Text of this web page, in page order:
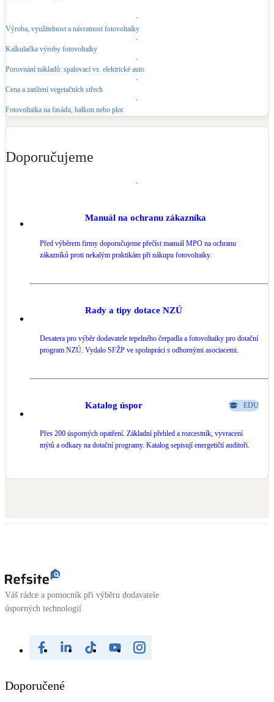
Výroba, využitelnost a návratnost fotovoltaiky
Kalkulačka výroby fotovoltaiky
Porovnání nákladů: spalovací vs. elektrické auto
Cena a zatížení vegetačních střech
Fotovoltaika na fasádu, balkon nebo plot
Doporučujeme
Manuál na ochranu zákazníka
Před výběrem firmy doporučujeme přečíst manuál MPO na ochranu
zákazníků proti nekalým praktikám při nákupu fotovoltaiky.
Rady a tipy dotace NZÚ
Desatera pro výběr dodavatele tepelného čerpadla a fotovoltaiky pro dotační
program NZÚ. Vydalo SFŽP ve spolupráci s odbornými asociacemi.
Katalog úspor EDU
Přes 200 úsporných opatření. Základní přehled a rozcestník, vyvracení
mýtů a odkazy na dotační programy. Katalog sepisují energetičtí auditoři.
Váš rádce a pomocník při výběru dodavatele
úsporných technologií
Doporučené